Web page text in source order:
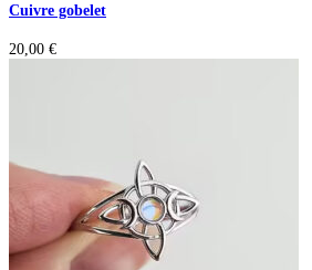
Cuivre gobelet
20,00 €